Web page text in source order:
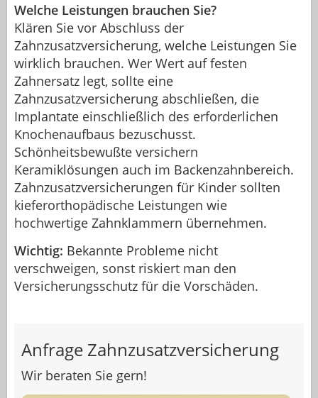
Welche Leistungen brauchen Sie?
Klären Sie vor Abschluss der
Zahnzusatzversicherung, welche Leistungen Sie
wirklich brauchen. Wer Wert auf festen
Zahnersatz legt, sollte eine
Zahnzusatzversicherung abschließen, die
Implantate einschließlich des erforderlichen
Knochenaufbaus bezuschusst.
Schönheitsbewußte versichern
Keramiklösungen auch im Backenzahnbereich.
Zahnzusatzversicherungen für Kinder sollten
kieferorthopädische Leistungen wie
hochwertige Zahnklammern übernehmen.
Wichtig: Bekannte Probleme nicht
verschweigen, sonst riskiert man den
Versicherungsschutz für die Vorschäden.
Anfrage Zahnzusatzversicherung
Wir beraten Sie gern!